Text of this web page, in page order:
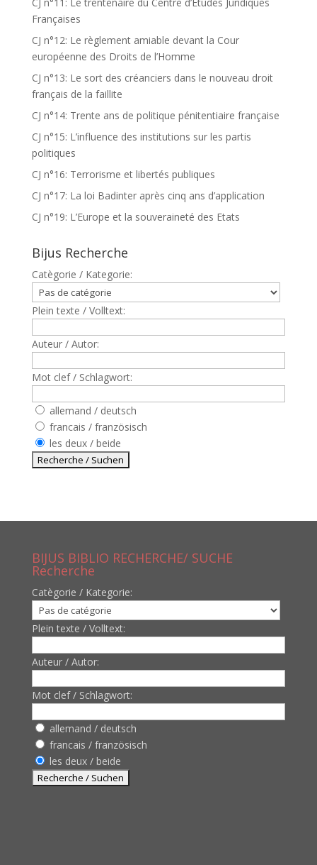
Françaises
CJ n°12: Le règlement amiable devant la Cour
européenne des Droits de l’Homme
CJ n°13: Le sort des créanciers dans le nouveau droit
français de la faillite
CJ n°14: Trente ans de politique pénitentiaire française
CJ n°15: L’influence des institutions sur les partis
politiques
CJ n°16: Terrorisme et libertés publiques
CJ n°17: La loi Badinter après cinq ans d’application
CJ n°19: L’Europe et la souveraineté des Etats
Bijus Recherche
Catègorie / Kategorie:
Plein texte / Volltext:
Auteur / Autor:
Mot clef / Schlagwort:
allemand / deutsch
francais / französisch
les deux / beide
BIJUS BIBLIO RECHERCHE/ SUCHE
Recherche
Catègorie / Kategorie:
Plein texte / Volltext:
Auteur / Autor:
Mot clef / Schlagwort:
allemand / deutsch
francais / französisch
les deux / beide